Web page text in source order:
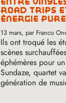
road trips
énergie pure
13 mars, par Franco
Ils ont troqué les
scènes
éphémères pour
Sundaze, quartet
génération de